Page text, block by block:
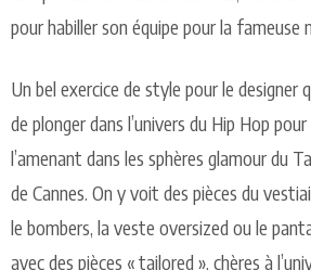
pour habiller son équipe pour la fameuse
Un bel exercice de style pour le designer
de plonger dans l’univers du Hip Hop
l’amenant dans les sphères glamour du
de Cannes. On yvoit des pièces du
le bombers, la veste oversized ou le
avec des pièces « tailored », chères à